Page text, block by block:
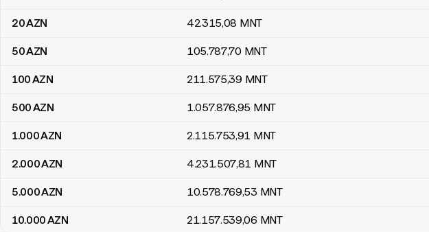
20AZN 42.315,08 MNT
50AZN 105.787,70 MNT
100AZN 211.575,39 MNT
500AZN 1.057.876,95 MNT
1.000AZN 2.115.753,91 MNT
2.000AZN 4.231.507,81 MNT
5.000AZN 10.578.769,53 MNT
10.000AZN 21.157.539,06 MNT